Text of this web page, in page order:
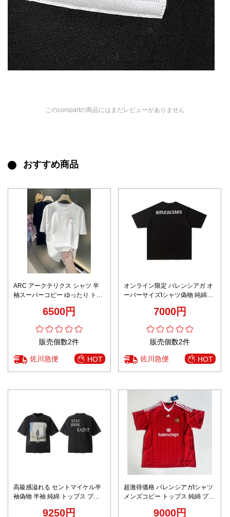
このcompartの商品にはまだレビューがありません
おすすめ商品
ARC アークテリクス シャツ 半
袖スーパーコピー ゆったり トッ
用 ホワイト6500円
販売個数2件
佐川急便 HOT
オンライン限定 バレンシアガ オ
ーバーサイズtシャツ偽物 純綿ト
兼用 ブラック7000円
販売個数2件
佐川急便 HOT
高級感溢れる セントマイケル半
袖偽物 半袖 純綿 トップス プリ
9250円
超激得価格 バレンシアガtシャツ
メンズコピー トップス 純綿 プリ
9000円